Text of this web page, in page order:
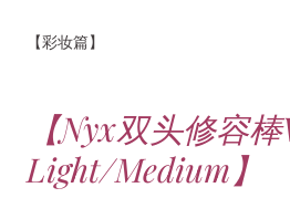
【彩妆篇】
【Nyx双头修容棒
Light/Medium】